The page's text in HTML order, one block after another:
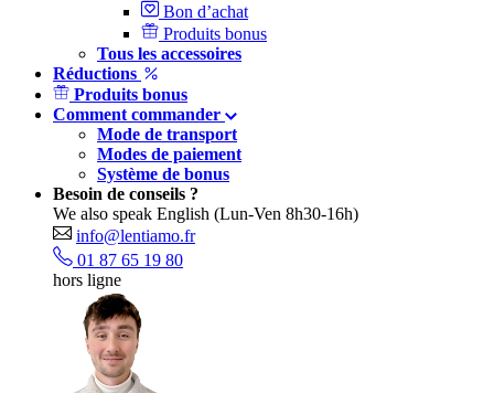
Bon d’achat
Produits bonus
Tous les accessoires
Réductions
Produits bonus
Comment commander
Mode de transport
Modes de paiement
Système de bonus
Besoin de conseils ?
We also speak English (Lun-Ven 8h30-16h)
info@lentiamo.fr
01 87 65 19 80
hors ligne